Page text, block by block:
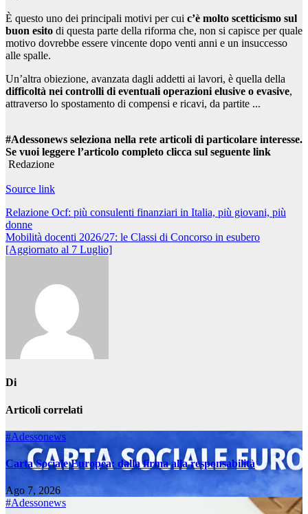
È questo uno dei principali motivi per cui c’è molto scetticismo sul
buon esito di questa parte della riforma che, non si capisce per quale
motivo dovrebbe essere vincente dopo venti anni e un insuccesso
alle spalle.
Un’altra obiezione, avanzata dagli addetti ai lavori, è quella della
difficoltà nei controlli di eventuali operazioni elusive o evasive,
attraverso lo spostamento di compensi e ricavi, da partite ...
#Adessonews seleziona nella rete articoli di particolare interesse.
Se vuoi leggere l’articolo completo clicca sul seguente link
Redazione
Source link
Navigazione
articoli
Relazione Ocf: più consulenti finanziari in Italia, più giovani, più
donne
Mobilità docenti 2026/27: le Classi di Concorso in esubero
[Aggiornato al 7 Luglio]
Di
Articoli correlati
#Adessonews
Carta Sociale Europea: dalla firma alla responsabilità
Ago 7, 2026
#Adessonews